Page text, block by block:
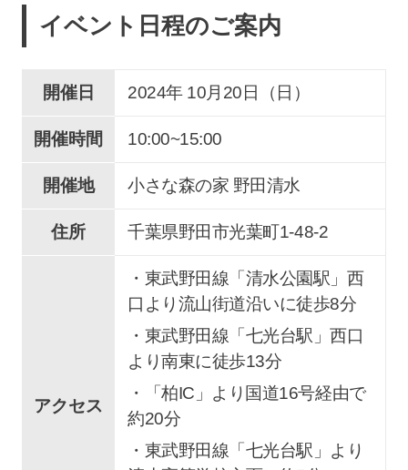
イベント日程のご案内
開催日 2024年 10月 20日（日）
開催時間 10:00~15:00
開催地 小さな森の家 野田清水
住所 千葉県野田市光葉町1-48-2
アクセス
・東武野田線「清水公園駅」西
口より流山街道沿いに徒歩8分
・東武野田線「七光台駅」西口
より南東に徒歩13分
・「柏IC」より国道16号経由で
約20分
・東武野田線「七光台駅」より